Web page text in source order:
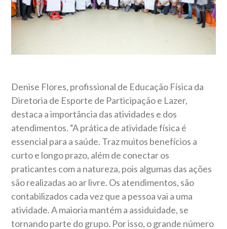
Denise Flores, profissional de Educação Física da
Diretoria de Esporte de Participação e Lazer,
destaca a importância das atividades e dos
atendimentos. “A prática de atividade física é
essencial para a saúde. Traz muitos benefícios a
curto e longo prazo, além de conectar os
praticantes com a natureza, pois algumas das ações
são realizadas ao ar livre. Os atendimentos, são
contabilizados cada vez que a pessoa vai a uma
atividade. A maioria mantém a assiduidade, se
tornando parte do grupo. Por isso, o grande número